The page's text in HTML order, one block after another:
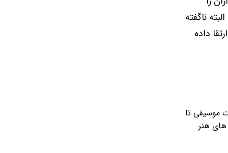
ناگفته
داده
موسیقی تا
های هنر